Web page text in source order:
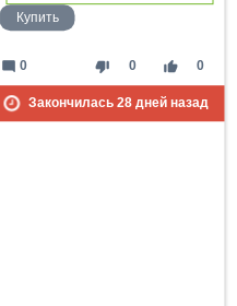
Купить
thumb_down 0 thumb_up 0
mode_comment 0
Закончилась 28дней назад